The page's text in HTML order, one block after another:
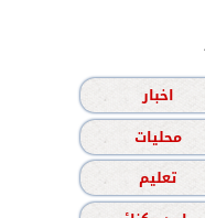
اخبار
محليات
تعليم